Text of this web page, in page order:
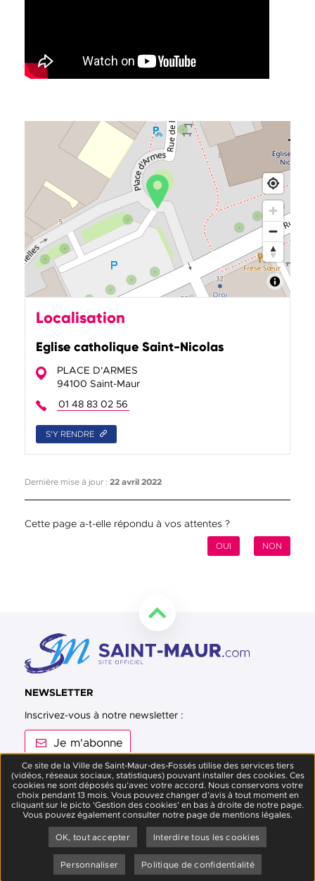
Localisation
Eglise catholique Saint-Nicolas
PLACE D'ARMES
94100 Saint-Maur
01 48 83 02 56
S'Y RENDRE
Dernière mise à jour : 22 avril 2022
Cette page a-t-elle répondu à vos attentes ?
NON
OUI
NEWSLETTER
Inscrivez-vous à notre newsletter :
Je m'abonne
Suivez-nous sur Facebook
Suivez-nous sur Twitter
Suivez-nous sur Instagram
Suivez-nous sur Youtube
Suivez-nous sur
Contact Plan du site Accessibilité
Données personnelles
Mentions légales
Crédits
Ce site de la Ville de Saint-Maur-des-Fossés utilise des services tiers
(vidéos, réseaux sociaux, statistiques) pouvant installer des cookies. Ces
cookies ne sont déposés qu’avec votre accord. Nous conservons votre
choix pendant 13 mois. Vous pouvez changer d’avis à tout moment en
cliquant sur le picto 'Gestion des cookies' en bas à droite de notre page.
Vous pouvez également consulter notre page de mentions légales.
OK, tout accepter
Interdire tous les cookies
Personnaliser Politique de confidentialité